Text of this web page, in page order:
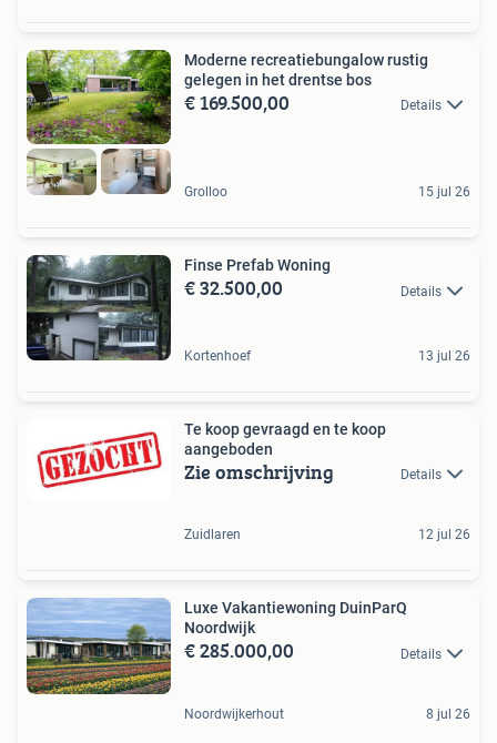
Moderne recreatiebungalow rustig
gelegen in het drentse bos
€ 169.500,00 Details
Grolloo 15 jul 26
Finse Prefab Woning
€ 32.500,00 Details
Kortenhoef 13 jul 26
Te koop gevraagd en te koop
aangeboden
Zie omschrijving Details
Zuidlaren 12 jul 26
Luxe Vakantiewoning DuinParQ
Noordwijk
€ 285.000,00 Details
Noordwijkerhout 8 jul 26